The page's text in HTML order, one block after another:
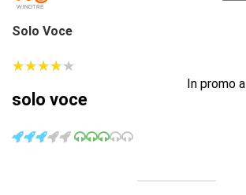
Solo Voce
★★★★★
★★★★★
solo voce
In promo a